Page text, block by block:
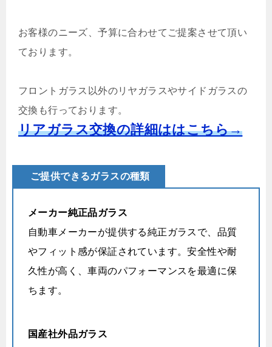
お客様のニーズ、予算に合わせてご提案させて頂い
ております。
フロントガラス以外のリヤガラスやサイドガラスの
交換も行っております。
リアガラス交換の詳細ははこちら→
ご提供できるガラスの種類
メーカー純正品ガラス
自動車メーカーが提供する純正ガラスで、品質
やフィット感が保証されています。安全性や耐
久性が高く、車両のパフォーマンスを最適に保
ちます。
国産社外品ガラス